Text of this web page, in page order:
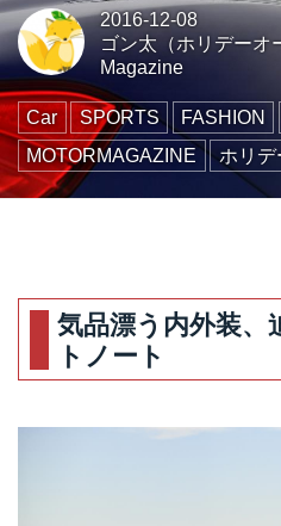
2016-12-08
ゴン太（ホリデーオ
Magazine
Car SPORTS FASHION
MOTORMAGAZINE
ホリデ
気品漂う内外装、
トノート